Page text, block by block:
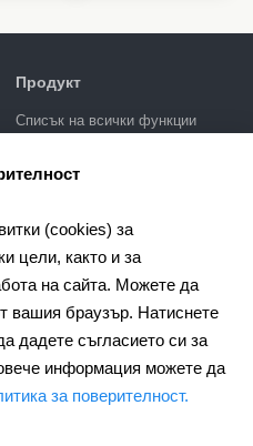
Продукт
Списък на всички функции
SEO промотиране
Цени(cookies) за
цели, както и за
на сайта. Можете да
вашия браузър. Натиснете
дадете съгласието си за
информация можете да
за поверителност.